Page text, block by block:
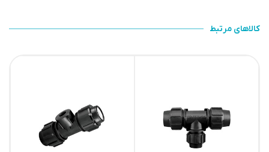
کالاهای مرتبط